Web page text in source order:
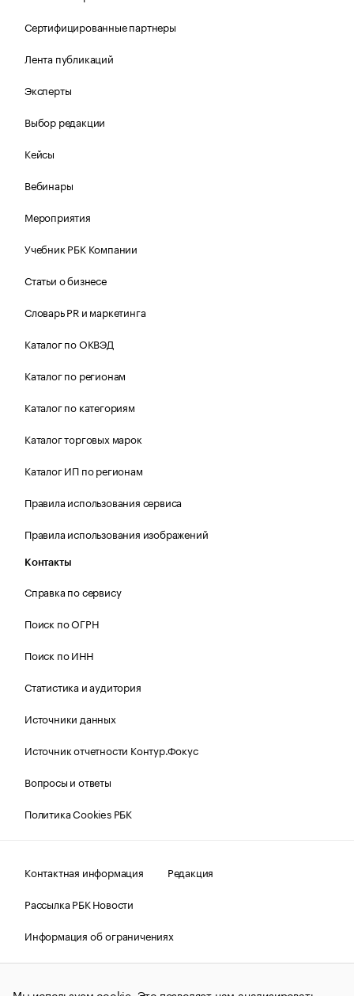
Сертифицированные партнеры
Лента публикаций
Эксперты
Выбор редакции
Кейсы
Вебинары
Мероприятия
Учебник РБК Компании
Статьи о бизнесе
Словарь PR и маркетинга
Каталог по ОКВЭД
Каталог по регионам
Каталог по категориям
Каталог торговых марок
Каталог ИП по регионам
Правила использования сервиса
Правила использования изображений
Контакты
Справка по сервису
Поиск по ОГРН
Поиск по ИНН
Статистика и аудитория
Источники данных
Источник отчетности Контур.Фокус
Вопросы и ответы
Политика Cookies РБК
Контактная информация
Редакция
Рассылка РБК Новости
Информация об ограничениях
Правовая информация
О соблюдении авторских прав